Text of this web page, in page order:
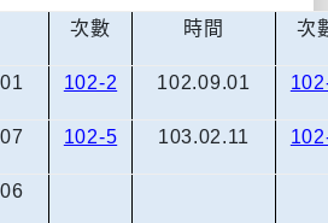
次數 時間 次
102-2 102.09.01
102-5 103.02.11